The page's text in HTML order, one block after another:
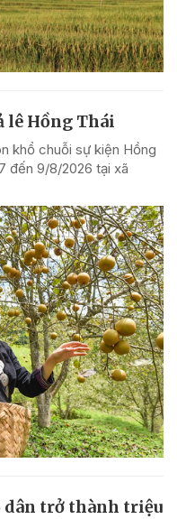
lê Hồng Thái
khổ chuỗi sự kiện Hồng
đến 9/8/2026 tại xã
dân trở thành triệu